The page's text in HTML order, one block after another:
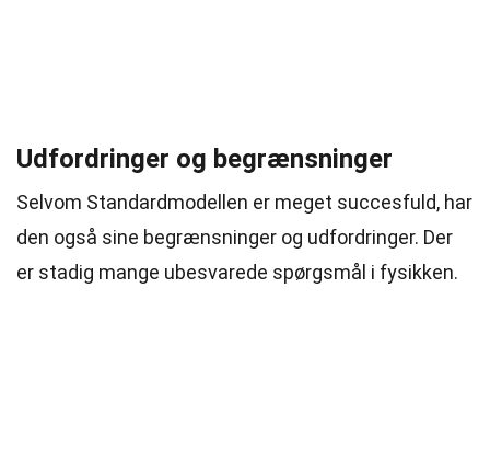
Udfordringer og begrænsninger
Selvom Standardmodellen er meget succesfuld, har
den også sine begrænsninger og udfordringer. Der
er stadig mange ubesvarede spørgsmål i fysikken.